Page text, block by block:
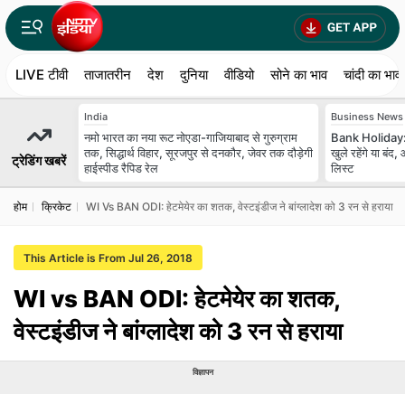
LIVE टीवी ताजातरीन देश दुनिया वीडियो सोने का भाव चांदी का भाव
ट्रेडिंग खबरें
India
नमो भारत का नया रूट नोएडा-गाजियाबाद से गुरुग्राम
तक, सिद्धार्थ विहार, सूरजपुर से दनकौर, जेवर तक दौड़ेगी
हाईस्पीड रैपिड रेल
Business News
Bank
खुले रहेंगे या बंद,
लिस्ट
होम क्रिकेट WI Vs BAN ODI: हेटमेयेर का शतक, वेस्टइंडीज ने बांग्लादेश को 3 रन से हराया
This Article is From Jul 26, 2018
WI vs BAN ODI: हेटमेयेर का शतक,
वेस्टइंडीज ने बांग्लादेश को 3 रन से हराया
विज्ञापन